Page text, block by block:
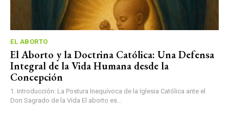
EL ABORTO
El Aborto y la Doctrina Católica: Una Defensa
Integral de la Vida Humana desde la
Concepción
1. Introducción: La Postura Inequívoca de la Iglesia Católica ante el
Don Sagrado de la Vida El aborto es...